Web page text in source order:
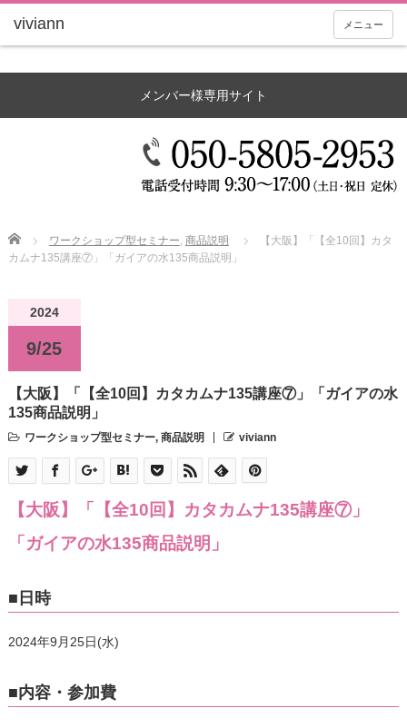
メニュー
メンバー様専用サイト
Home ワークショップ型セミナー, 商品説明
【大阪】「【全10回】カタ
カムナ135講座⑦」「ガイアの水135商品説明」
2024
9/25
【大阪】「【全10回】カタカムナ135講座⑦」「ガイアの水
135商品説明」
ワークショップ型セミナー, 商品説明 viviann
【大阪】「【全10回】カタカムナ135講座⑦」
「ガイアの水135商品説明」
■日時
2024年9月25日(水)
■内容・参加費